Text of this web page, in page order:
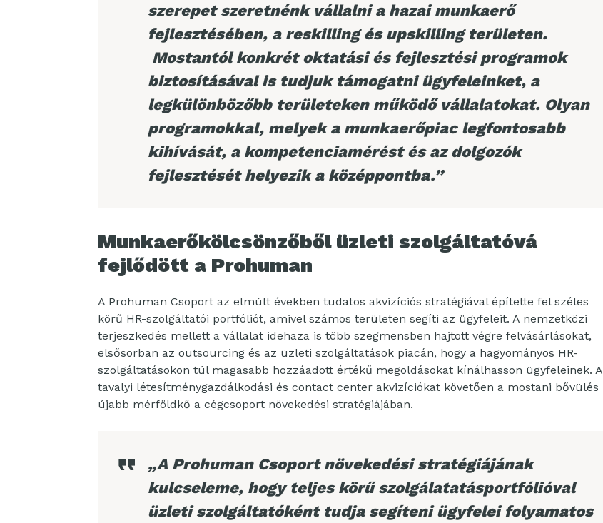
szerepet szeretnénk vállalni a hazai munkaerő
fejlesztésében, a reskilling és upskilling területen.
Mostantól konkrét oktatási és fejlesztési programok
biztosításával is tudjuk támogatni ügyfeleinket, a
legkülönbözőbb területeken működő vállalatokat. Olyan
programokkal, melyek a munkaerőpiac legfontosabb
kihívását, a kompetenciamérést és az dolgozók
fejlesztését helyezik a középpontba.”
Munkaerőkölcsönzőből üzleti szolgáltatóvá
fejlődött a Prohuman
A Prohuman Csoport az elmúlt években tudatos akvizíciós stratégiával építette fel széles
körű HR-szolgáltatói portfóliót, amivel számos területen segíti az ügyfeleit. A nemzetközi
terjeszkedés mellett a vállalat idehaza is több szegmensben hajtott végre felvásárlásokat,
elsősorban az outsourcing és az üzleti szolgáltatások piacán, hogy a hagyományos HR-
szolgáltatásokon túl magasabb hozzáadott értékű megoldásokat kínálhasson ügyfeleinek. A
tavalyi létesítménygazdálkodási és contact center akvizíciókat követően a mostani bővülés
újabb mérföldkő a cégcsoport növekedési stratégiájában.
„A Prohuman Csoport növekedési stratégiájának
kulcseleme, hogy teljes körű szolgálatatásportfólióval
üzleti szolgáltatóként tudja segíteni ügyfelei folyamatos